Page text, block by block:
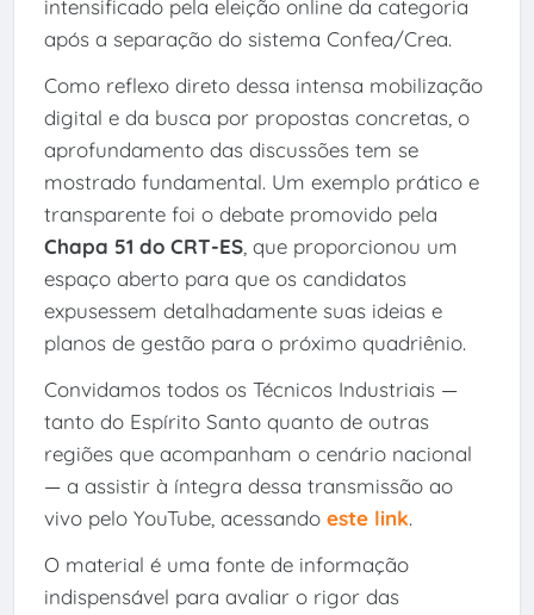
intensificado pela eleição online da categoria
após a separação do sistema Confea/Crea.
Como reflexo direto dessa intensa mobilização
digital e da busca por propostas concretas, o
aprofundamento das discussões tem se
mostrado fundamental. Um exemplo prático e
transparente foi o debate promovido pela
Chapa 51 do CRT-ES, que proporcionou um
espaço aberto para que os candidatos
expusessem detalhadamente suas ideias e
planos de gestão para o próximo quadriênio.
Convidamos todos os Técnicos Industriais —
tanto do Espírito Santo quanto de outras
regiões que acompanham o cenário nacional
— a assistir à íntegra dessa transmissão ao
vivo pelo YouTube, acessando este link.
O material é uma fonte de informação
indispensável para avaliar o rigor das